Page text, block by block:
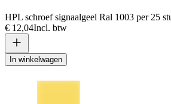
HPL schroef signaalgeel Ral 1003 per 25
€ 12,04Incl. btw
In winkelwagen